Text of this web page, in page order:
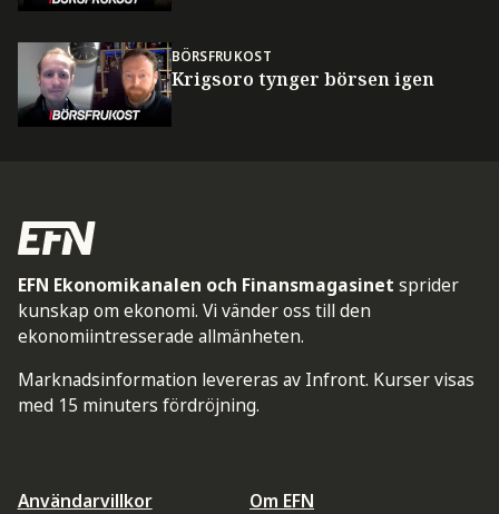
BÖRSFRUKOST
Krigsoro tynger börsen igen
EFN Ekonomikanalen och Finansmagasinet sprider
kunskap om ekonomi. Vi vänder oss till den
ekonomiintresserade allmänheten.
Marknadsinformation levereras av Infront. Kurser visas
med 15 minuters fördröjning.
Användarvillkor
Om EFN